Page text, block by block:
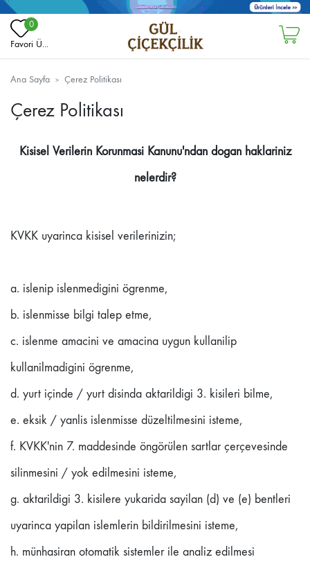
0
Favori Ü...
Ana Sayfa Çerez Politikası
Çerez Politikası
Kisisel Verilerin Korunmasi Kanunu'ndan dogan haklariniz
nelerdir?
KVKK uyarinca kisisel verilerinizin;
a. islenip islenmedigini ögrenme,
b. islenmisse bilgi talep etme,
c. islenme amacini ve amacina uygun kullanilip
kullanilmadigini ögrenme,
d. yurt içinde / yurt disinda aktarildigi 3. kisileri bilme,
e. eksik / yanlis islenmisse düzeltilmesini isteme,
f. KVKK'nin 7. maddesinde öngörülen sartlar çerçevesinde
silinmesini / yok edilmesini isteme,
g. aktarildigi 3. kisilere yukarida sayilan (d) ve (e) bentleri
uyarinca yapilan islemlerin bildirilmesini isteme,
h. münhasiran otomatik sistemler ile analiz edilmesi